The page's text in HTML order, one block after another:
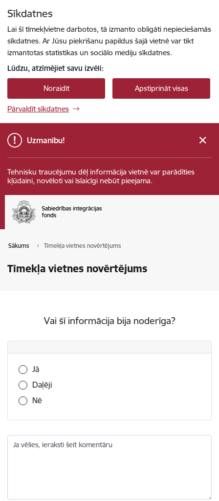
Sīkdatnes
Lai šī tīmekļvietne darbotos, tā izmanto obligāti nepieciešamās
sīkdatnes. Ar Jūsu piekrišanu papildus šajā vietnē var tikt
izmantotas statistikas un sociālo mediju sīkdatnes.
Lūdzu, atzīmējiet savu izvēli:
Noraidīt Apstiprināt visas
Pārvaldīt sīkdatnes
Uzmanību!
Tehnisku traucējumu dēļ informācija vietnē var parādīties
kļūdaini, novēloti vai īslaicīgi nebūt pieejama.
Sākums Tīmekļa vietnes novērtējums
Tīmekļa vietnes novērtējums
Vai šī informācija bija noderīga?
Vai šī informācija bija noderīga?
Jā
Daļēji
Nē
Ja vēlies, ieraksti šeit komentāru